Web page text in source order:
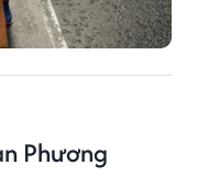
Phương